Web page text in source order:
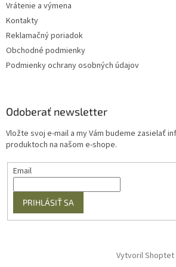
Vrátenie a výmena
Kontakty
Reklamačný poriadok
Obchodné podmienky
Podmienky ochrany osobných údajov
Odoberať newsletter
Vložte svoj e-mail a my Vám budeme zasielať
produktoch na našom e-shope.
Email
PRIHLÁSIŤ SA
Vytvoril Shoptet